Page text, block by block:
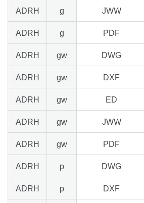
ADRH g JWW
ADRH g PDF
ADRH gw DWG
ADRH gw DXF
ADRH gw ED
ADRH gw JWW
ADRH gw PDF
ADRH p DWG
ADRH p DXF